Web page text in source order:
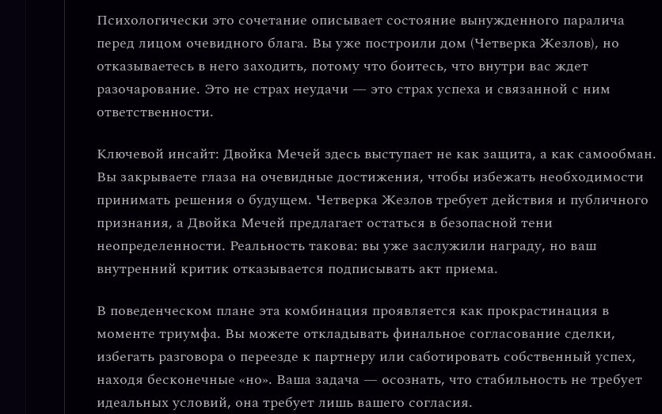
Психологически это сочетание описывает состояние вынужденного паралича
перед лицом очевидного блага. Вы уже построили дом (Четверка Жезлов), но
отказываетесь в него заходить, потому что боитесь, что внутри вас ждет
разочарование. Это не страх неудачи — это страх успеха и связанной с ним
ответственности.
Ключевой инсайт: Двойка Мечей здесь выступает не как защита, а как самообман.
Вы закрываете глаза на очевидные достижения, чтобы избежать необходимости
принимать решения о будущем. Четверка Жезлов требует действия и публичного
признания, а Двойка Мечей предлагает остаться в безопасной тени
неопределенности. Реальность такова: вы уже заслужили награду, но ваш
внутренний критик отказывается подписывать акт приема.
В поведенческом плане эта комбинация проявляется как прокрастинация в
моменте триумфа. Вы можете откладывать финальное согласование сделки,
избегать разговора о переезде к партнеру или саботировать собственный успех,
находя бесконечные «но». Ваша задача — осознать, что стабильность не требует
идеальных условий, она требует лишь вашего согласия.